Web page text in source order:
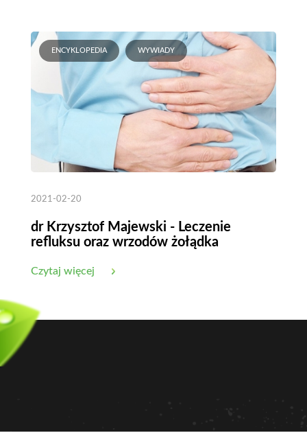
ENCYKLOPEDIA WYWIADY
2021-02-20
dr Krzysztof Majewski - Leczenie
refluksu oraz wrzodów żołądka
Czytaj więcej